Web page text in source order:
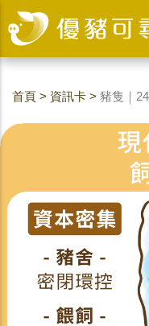
首頁 > 資訊卡 > 豬隻｜